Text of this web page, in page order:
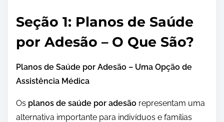
Seção 1: Planos de Saúde
por Adesão – O Que São?
Planos de Saúde por Adesão – Uma Opção de
Assistência Médica
Os planos de saúde por adesão representam uma
alternativa importante para indivíduos e famílias